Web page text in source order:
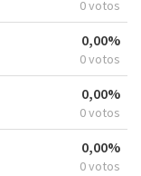
0 votos
0,00%
0 votos
0,00%
0 votos
0,00%
0 votos